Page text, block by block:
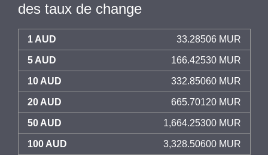
des taux de change
1 AUD 33.28506 MUR
5 AUD 166.42530 MUR
10 AUD 332.85060 MUR
20 AUD 665.70120 MUR
50 AUD 1,664.25300 MUR
100 AUD 3,328.50600 MUR